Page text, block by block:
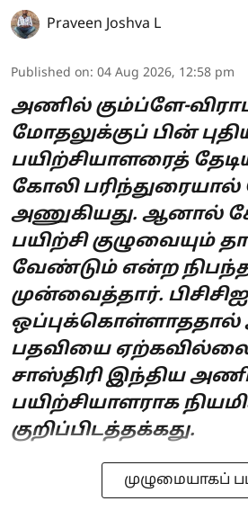
Praveen Joshva L
Published on: 04 Aug 2026, 12:58 pm
அணில் கும்ப்ளே-
மோதலுக்குப் பின்
பயிற்சியாளரைத் தேடிய
கோலி
அணுகியது. ஆனால்
பயிற்சி குழுவையும்
வேண்டும் என்ற
முன்வைத்தார்.
ஒப்புக்கொள்ளாததால்
பதவியை
சாஸ்திரி இந்திய
பயிற்சியாளராக
குறிப்பிடத்தக்கது.
முழுமையாகப்